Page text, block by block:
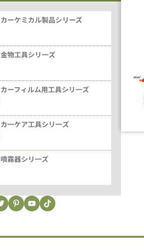
カーケミカル製品シリーズ
金物工具シリ一ズ
カーフィルム用工具シリ一ズ
カ一ケア工具シリ一ズ
噴霧器シリ一ズ